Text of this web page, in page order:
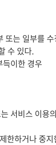
는 일부를
수 있다.
이한 경우
비스 이용
하거나 중